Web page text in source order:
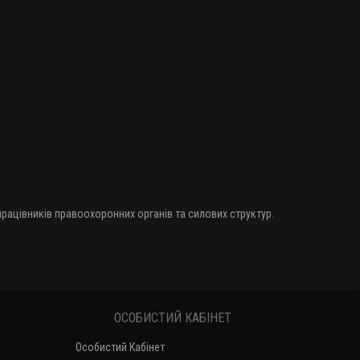
правоохоронних органів та силових структур.
ОСОБИСТИЙ КАБІНЕТ
Особистий Кабінет